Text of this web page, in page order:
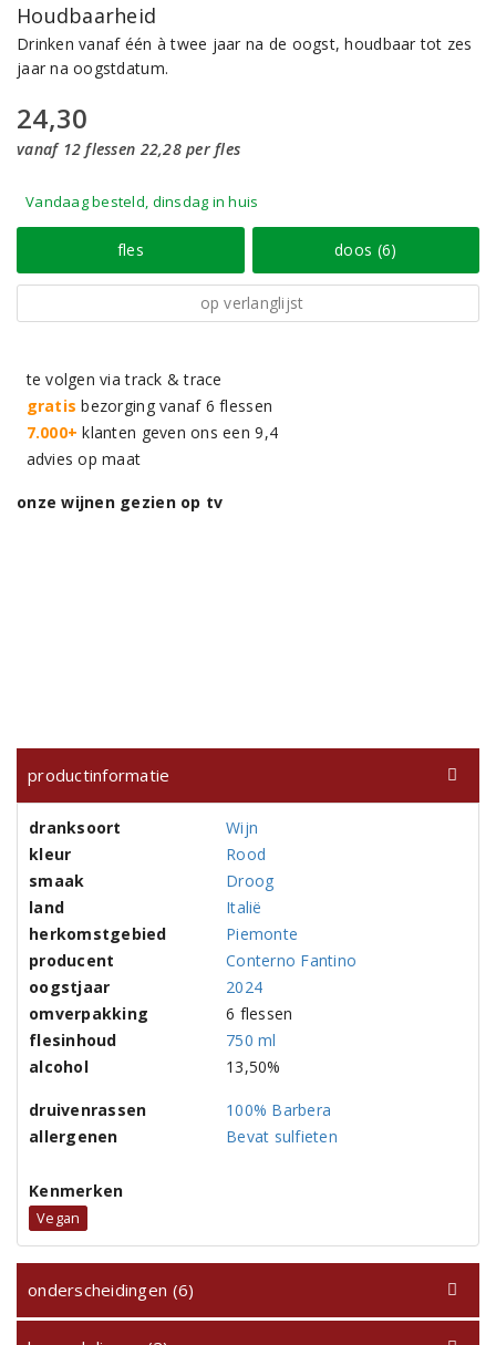
Houdbaarheid
Drinken vanaf één à twee jaar na de oogst, houdbaar tot zes
jaar na oogstdatum.
24,30
vanaf 12 flessen 22,28 per fles
Vandaag besteld, dinsdag in huis
fles doos (6)
op verlanglijst
te volgen via track & trace
gratis bezorging vanaf 6 flessen
7.000+ klanten geven ons een 9,4
advies op maat
onze wijnen gezien op tv
productinformatie
dranksoort
Wijn
kleur
Rood
smaak
Droog
land
Italië
herkomstgebied
Piemonte
producent
Conterno Fantino
oogstjaar
2024
omverpakking
6 flessen
flesinhoud
750 ml
alcohol
13,50%
druivenrassen
100% Barbera
allergenen
Bevat sulfieten
Kenmerken
Vegan
onderscheidingen (6)